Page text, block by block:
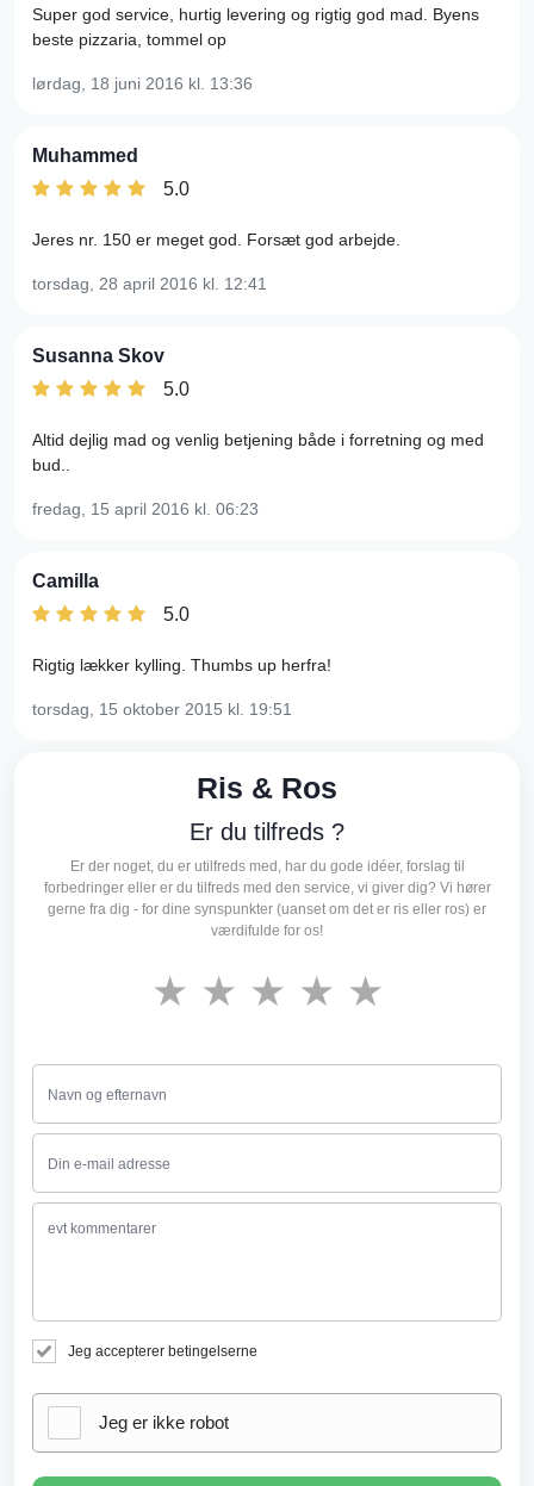
Super god service, hurtig levering og rigtig god mad. Byens
beste pizzaria, tommel op
lørdag, 18 juni 2016 kl. 13:36
Muhammed
5.0
Jeres nr. 150 er meget god. Forsæt god arbejde.
torsdag, 28 april 2016 kl. 12:41
Susanna Skov
5.0
Altid dejlig mad og venlig betjening både i forretning og med
bud..
fredag, 15 april 2016 kl. 06:23
Camilla
5.0
Rigtig lækker kylling. Thumbs up herfra!
torsdag, 15 oktober 2015 kl. 19:51
Ris & Ros
Er du tilfreds ?
Er der noget, du er utilfreds med, har du gode idéer, forslag til
forbedringer eller er du tilfreds med den service, vi giver dig? Vi hører
gerne fra dig - for dine synspunkter (uanset om det er ris eller ros) er
værdifulde for os!
★
★
★
★
★
Jeg accepterer betingelserne
Jeg er ikke robot